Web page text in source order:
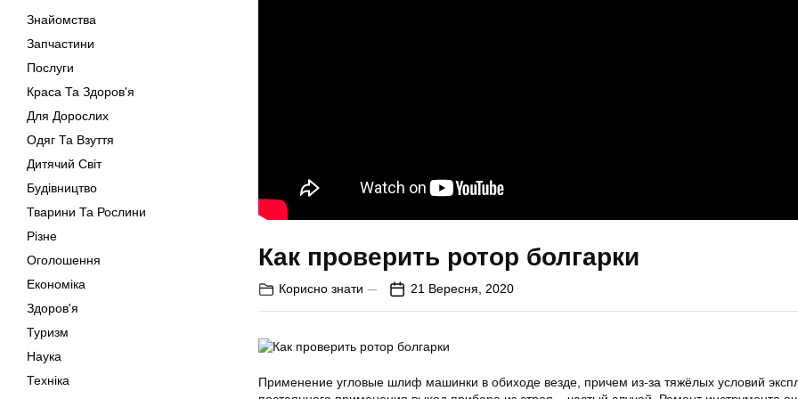
Знайомства
Запчастини
Послуги
Краса Та Здоров'я
Для Дорослих
Одяг Та Взуття
Дитячий Світ
Будівництво
Тварини Та Рослини
Різне
Оголошення
Економіка
Здоров'я
Туризм
Наука
Техніка
Как проверить ротор болгарки
Корисно знати 21 Вересня, 2020
Применение угловые шлиф машинки в обиходе везде, причем из-за тяжёлых условий